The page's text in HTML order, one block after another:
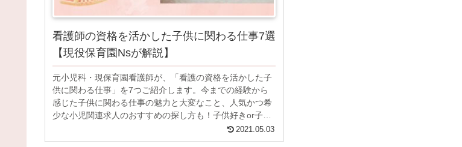
看護師の資格を活かした子供に関わる仕事7選
【現役保育園Nsが解説】
元小児科・現保育園看護師が、「看護の資格を活かした子
供に関わる仕事」を7つご紹介します。今までの経験から
感じた子供に関わる仕事の魅力と大変なこと、人気かつ希
少な小児関連求人のおすすめの探し方も！子供好きor子育
2021.05.03